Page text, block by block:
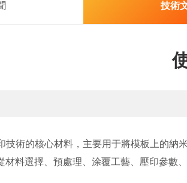
技術
的核心材料，主要用于將模板上的納
材料選擇、預處理、涂覆工藝、壓印參數